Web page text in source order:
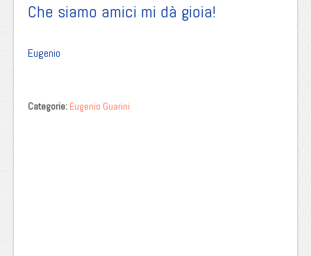
Che siamo amici mi dà gioia!
Eugenio
Categorie: Eugenio Guarini